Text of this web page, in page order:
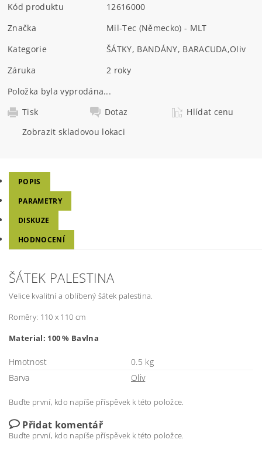
Kód produktu
12616000
Značka
Mil-Tec (Německo) - MLT
Kategorie
ŠÁTKY, BANDÁNY, BARACUDA,Oliv
Záruka
2 roky
Položka byla vyprodána...
Tisk
Dotaz
Hlídat cenu
Zobrazit skladovou lokaci
POPIS
PARAMETRY
DISKUZE
HODNOCENÍ
ŠÁTEK PALESTINA
Velice kvalitní a oblíbený šátek palestina.
Roměry: 110 x 110 cm
Material: 100 % Bavlna
Hmotnost
0.5 kg
Barva
Oliv
Buďte první, kdo napíše příspěvek k této položce.
Přidat komentář
Buďte první, kdo napíše příspěvek k této položce.